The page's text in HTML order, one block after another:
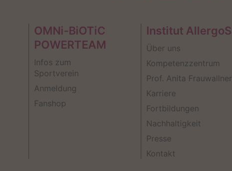
OMNi-BiOTiC
POWERTEAM
Infos zum
Sportverein
Anmeldung
Fanshop
Institut
Über uns
Kompetenzzentrum
Prof. Anita Frauwallner
Karriere
Fortbildungen
Nachhaltigkeit
Presse
Kontakt